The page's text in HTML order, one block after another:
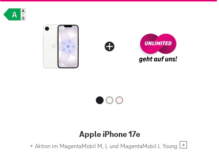
Apple iPhone 17e
+ Aktion im MagentaMobil M, L und MagentaMobil L Young